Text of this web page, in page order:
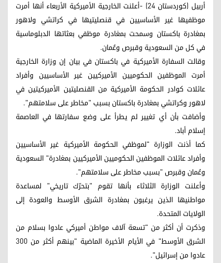
أربيل (كوردستان 24) -أعلنت الخارجية الأميركية الأربعاء أنها أمرت
موظفيها غير الأساسيين في قنصليتيها في كراتشي ولاهور
بمغادرة باكستان وسمحت بمغادرة موظفي بعثاتها الدبلوماسية
في كل من السعودية وقبرص وعُمان.
وقالت السفارة الأميركية في باكستان في بيان إن وزارة الخارجية
أمرت الموظفين الحكوميين الأميركيين غير الأساسيين وأفراد
عائلات كوادر الحكومة الأميركية من القنصليتين الأميركيتين في
لاهور وكراتشي بمغادرة باكستان بسبب "مخاطر على سلامتهم".
وأضافت بأن أي تغيير لم يطرأ على وضع سفارتها في العاصمة
إسلام أباد.
كما أذنت الوزارة "لموظفي الحكومة الأميركية غير الأساسيين
وأفراد عائلات الموظفين الحكوميين الأميركيين بمغادرة" السعودية
وعُمان وقبرص "بسبب مخاطر على سلامتهم".
وأعلنت الوزارة الثلاثاء بأنها تقوم "بتحرّك تاريخي" لمساعدة
مواطنيها الذين يرغبون بمغادرة الشرق الأوسط والعودة إلى
الولايات المتحدة.
وذكرت أن أكثر من "تسعة آلاف مواطن أميركي عادوا بسلام من
الشرق الأوسط" في الأيام الأخيرة الماضية "بينهم أكثر من 300
عادوا من إسرائيل".